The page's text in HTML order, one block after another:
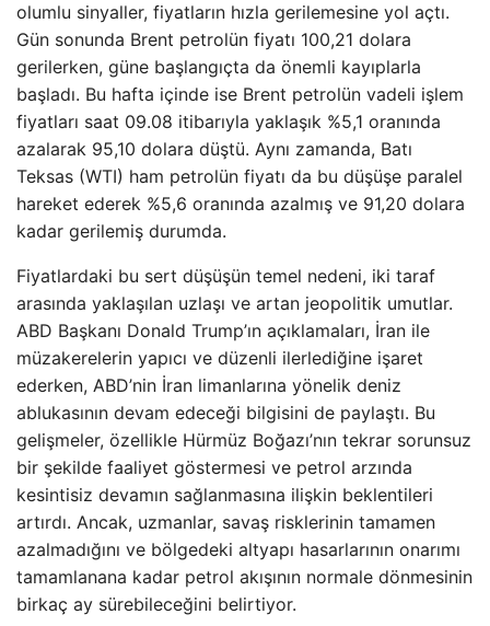
olumlu sinyaller, fiyatların hızla gerilemesine yol açtı.
Gün sonunda Brent petrolün fiyatı 100,21 dolara
gerilerken, güne başlangıçta da önemli kayıplarla
başladı. Bu hafta içinde ise Brent petrolün vadeli işlem
fiyatları saat 09.08 itibarıyla yaklaşık %5,1 oranında
azalarak 95,10 dolara düştü. Aynı zamanda, Batı
Teksas (WTI) ham petrolün fiyatı da bu düşüşe paralel
hareket ederek %5,6 oranında azalmış ve 91,20 dolara
kadar gerilemiş durumda.
Fiyatlardaki bu sert düşüşün temel nedeni, iki taraf
arasında yaklaşılan uzlaşı ve artan jeopolitik umutlar.
ABD Başkanı Donald Trump’ın açıklamaları, İran ile
müzakerelerin yapıcı ve düzenli ilerlediğine işaret
ederken, ABD’nin İran limanlarına yönelik deniz
ablukasının devam edeceği bilgisini de paylaştı. Bu
gelişmeler, özellikle Hürmüz Boğazı’nın tekrar sorunsuz
bir şekilde faaliyet göstermesi ve petrol arzında
kesintisiz devamın sağlanmasına ilişkin beklentileri
artırdı. Ancak, uzmanlar, savaş risklerinin tamamen
azalmadığını ve bölgedeki altyapı hasarlarının onarımı
tamamlanana kadar petrol akışının normale dönmesinin
birkaç ay sürebileceğini belirtiyor.